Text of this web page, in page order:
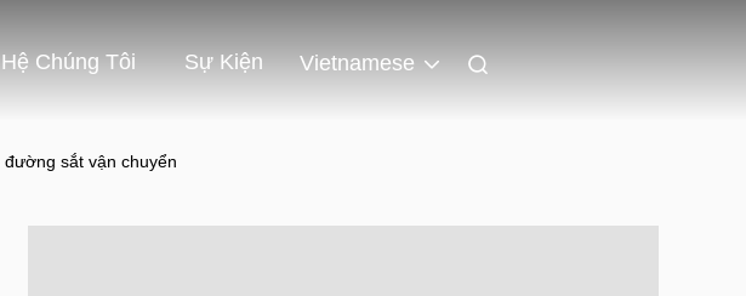
Chúng Tôi Sự Kiện Vietnamese
sắt vận chuyển